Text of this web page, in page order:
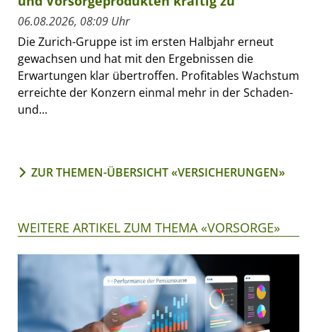
06.08.2026, 08:09 Uhr
Die Zurich-Gruppe ist im ersten Halbjahr erneut
gewachsen und hat mit den Ergebnissen die
Erwartungen klar übertroffen. Profitables Wachstum
erreichte der Konzern einmal mehr in der Schaden-
und...
ZUR THEMEN-ÜBERSICHT «VERSICHERUNGEN»
WEITERE ARTIKEL ZUM THEMA «VORSORGE»